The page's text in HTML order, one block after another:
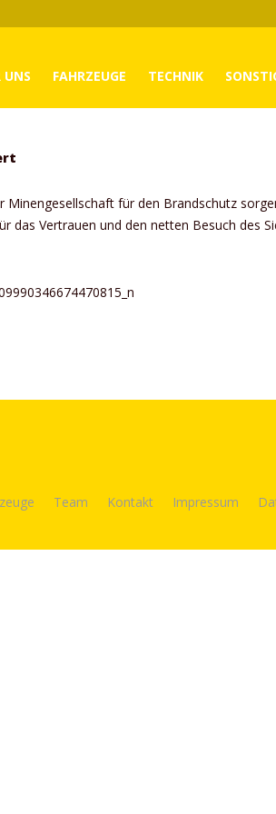
UNS FAHRZEUGE TECHNIK
für den Brandschutz
das Vertrauen und den netten Besuch des
Team Kontakt Impressum